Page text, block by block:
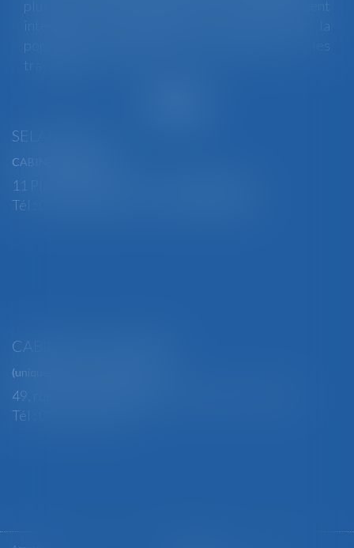
plusieurs épisodes caniculaires particulièrement
intenses, qui constituent un risque pour la
population générale, mais également pour les
travailleurs...
SELARL BGBJ
CABINET PRINCIPAL
11 Place Edmond Henry - 88000 ÉPINAL
Tél : 03 29 82 29 04 - Fax : 03 29 64 06 84
CABINET SECONDAIRE
(uniquement sur rendez-vous)
49, rue Thiers - 88100 SAINT-DIÉ DES VOSGES
Tél : 03 29 56 15 98